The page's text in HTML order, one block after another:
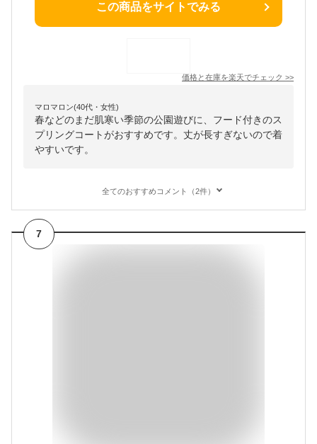
この商品をサイトでみる
価格と在庫を楽天でチェック >>
マロマロン(40代・女性)
春などのまだ肌寒い季節の公園遊びに、フード付きのス
プリングコートがおすすめです。丈が長すぎないので着
やすいです。
全てのおすすめコメント（2件）
7